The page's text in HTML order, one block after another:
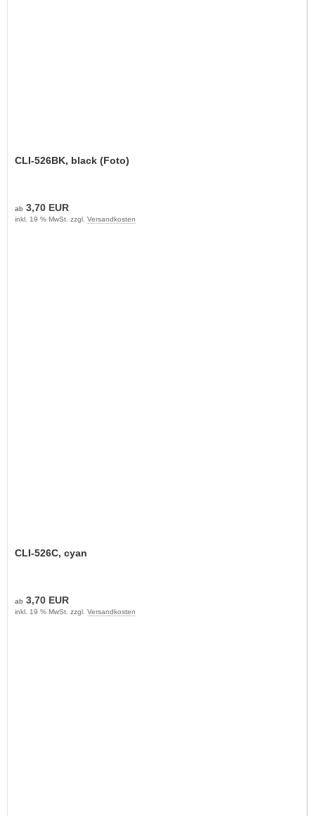
CLI-526BK, black (Foto)
ab 3,70 EUR
inkl. 19 % MwSt. zzgl. Versandkosten
CLI-526C, cyan
ab 3,70 EUR
inkl. 19 % MwSt. zzgl. Versandkosten